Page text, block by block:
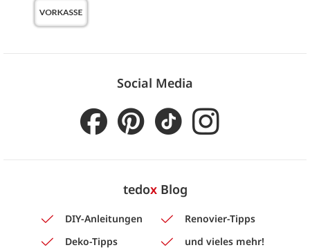
Social Media
tedoxBlog
DIY-Anleitungen
Renovier-Tipps
Deko-Tipps
und vieles mehr!